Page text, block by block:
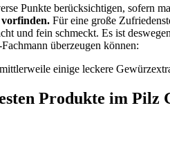
Punkte berücksichtigen, sofern
vorfinden. Für eine große
und fein schmeckt. Es ist
überzeugen können:
einige leckere
Produkte im Pilz